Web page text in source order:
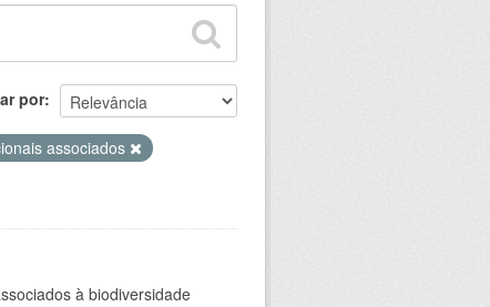
por
associados
à biodiversidade